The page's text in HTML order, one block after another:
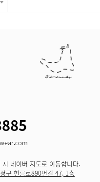
네이버 지도로 이동합니다.
구 헌릉로890번길 47, 1층